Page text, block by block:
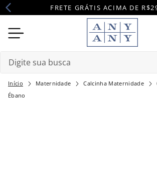
FRETE GRÁTIS ACIMA DE
Maternidade Calcinha Maternidade
Ébano
Termos mais buscados